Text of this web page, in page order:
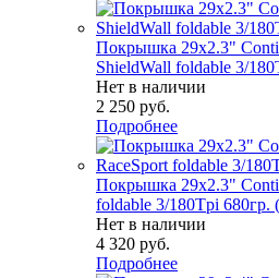
Покрышка 29x2.3"
ShieldWall foldable 3/
Нет в наличии
2 250 руб.
Подробнее
Покрышка 29x2.3"
foldable 3/180Tpi 680гр.
Нет в наличии
4 320 руб.
Подробнее